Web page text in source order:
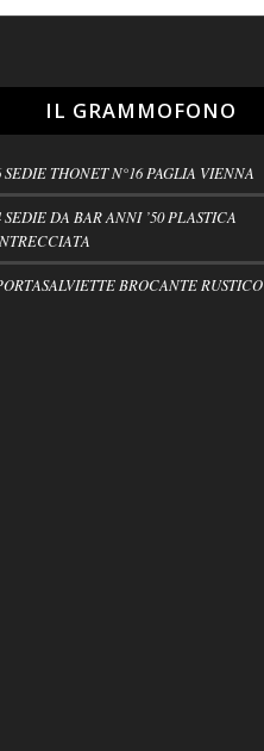
IL GRAMMOFONO
SEDIE THONET N°16 PAGLIA VIENNA
SEDIE DA BAR ANNI ’50 PLASTICA
BROCANTE RUSTICO